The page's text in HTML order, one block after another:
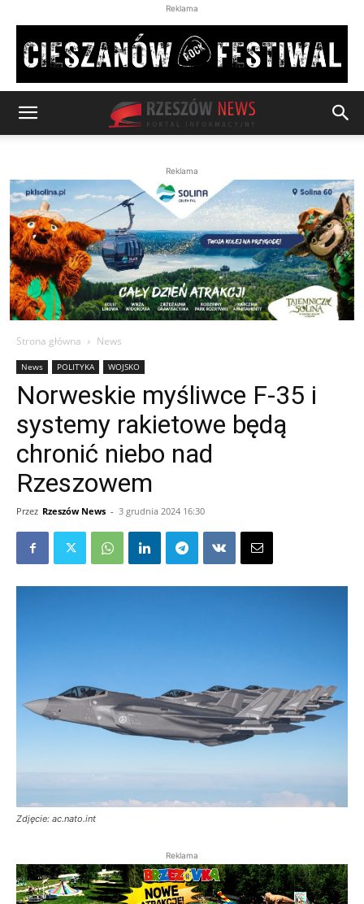
Reklama
Reklama
Strona główna News
News POLITYKA WOJSKO
Norweskie myśliwce F-35 i
systemy rakietowe będą
chronić niebo nad
Rzeszowem
Przez Rzeszów News - 3 grudnia 2024 16:30
Zdjęcie: ac.nato.int
Reklama